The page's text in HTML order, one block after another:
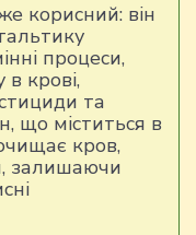
корисний: він
процеси,
крові,
та
що міститься в
кров,
залишаючи